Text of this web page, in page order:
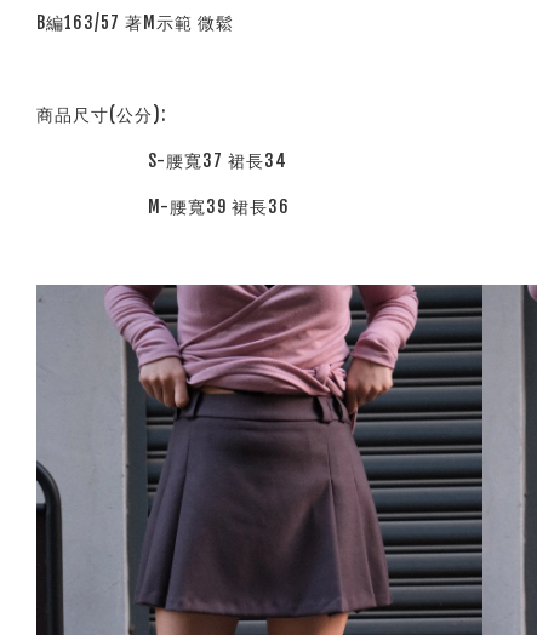
B編163/57 著M示範 微鬆
商品尺寸(公分):
S-腰寬37 裙長34
M-腰寬39 裙長36